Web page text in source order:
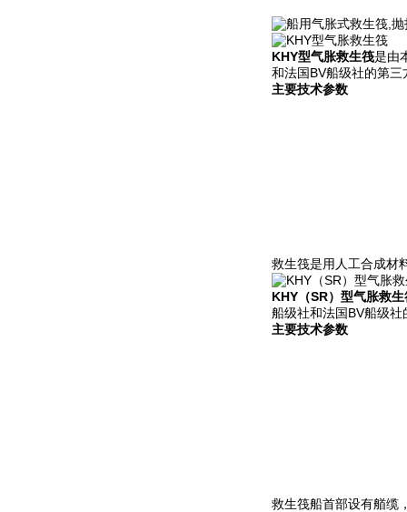
KHY型气胀救生筏是由
和法国BV船级社的第
主要技术参数
救生筏是用人工合成材
KHY（SR）型气胀救生
船级社和法国BV船级
主要技术参数
救生筏船首部设有艏缆